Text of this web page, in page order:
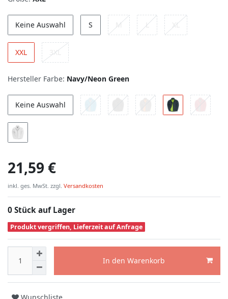
Keine Auswahl S M L XL
XXL 3XL
Hersteller Farbe: Navy/Neon Green
Keine Auswahl
21,59 €
inkl. ges. MwSt. zzgl. Versandkosten
0 Stück auf Lager
Produkt vergriffen, Lieferzeit auf Anfrage
In den Warenkorb